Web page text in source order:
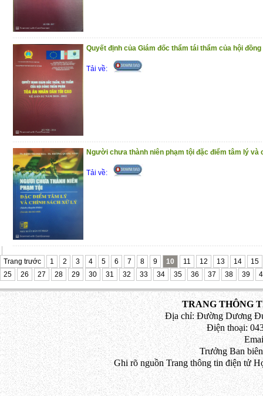
Quyết định của Giám đốc thẩm tái thẩm của hội đồng
Tải về:
Người chưa thành niên phạm tội đặc điểm tâm lý và
Tải về:
Trang trước 1 2 3 4 5 6 7 8 9 10 11 12 13 14
15
25
26 27 28 29 30 31 32 33 34 35 36 37 38 39
TRANG THÔNG
Địa chỉ: Đường Dương
Điện thoại:
Trưởng Ban
Ghi rõ nguồn Trang thông tin điện tử